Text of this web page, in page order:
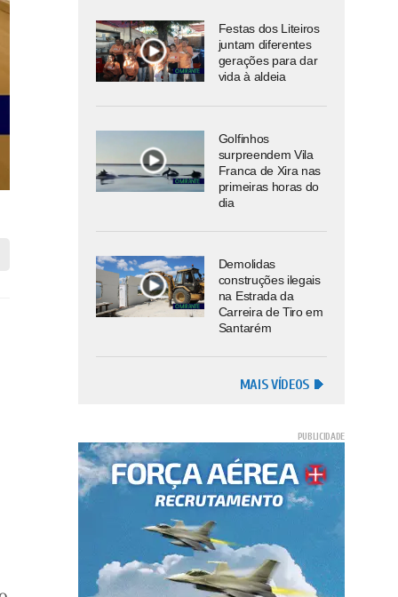
Festas dos Liteiros
juntam diferentes
gerações para dar
vida à aldeia
Golfinhos
surpreendem Vila
Franca de Xira nas
primeiras horas do
dia
Demolidas
construções ilegais
na Estrada da
Carreira de Tiro em
Santarém
MAIS VÍDEOS